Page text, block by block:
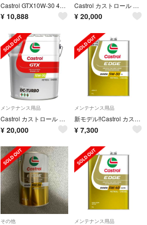
Castrol GTX10W-30 4L エンジンオイル
¥ 10,888
Castrol カストロール GTX DC-TURBO 10Ｗ-30 20L
¥ 20,000
メンテナンス用品
Castrol カストロール GTX DC-TURBO 10Ｗ-30 20L
¥ 20,000
メンテナンス用品
新モデル‼︎Castrol カストロールEDGE 5w-30LL C3 4L 1缶
¥ 7,300
その他 メンテナンス用品